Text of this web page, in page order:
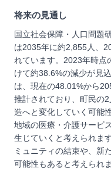
将来の見通し
国立社会保障・人口問題
は2035年に約2,855人、
れています。2023年時点
けて約38.6%の減少が見
は、現在の48.01%から
推計されており、町民の
造へと変化していく可能
地域の医療・介護サービ
生じていくと考えられま
ミュニティの結束や、新
可能性もあると考えられま